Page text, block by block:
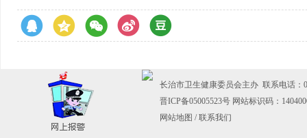
长治市卫生健康委员会主办 联系电话：
晋ICP备05005523号 网站标识码：
网站地图 / 联系我们